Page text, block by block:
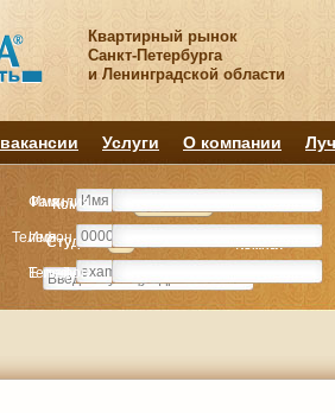
Квартирный рынок
Санкт-Петербурга
и Ленинградской области
Услуги О компании
Комнату
Студия Комнат
Комнату
Студия Комнат
Имя
Телефон
E-mail
Фамилия
Имя
Телефон